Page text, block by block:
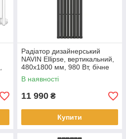
Радіатор дизайнерський
NAVIN Ellipse, вертикальний,
480x1800 мм, 980 Вт, бічне
підключення, чорний муар
В наявності
11 990 ₴
Купити